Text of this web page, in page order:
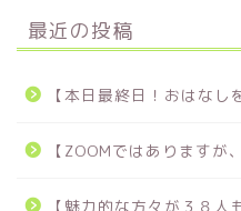
最近の投稿
【本日最終日！おはなし
【ZOOMではありますが
【魅力的な方々が３８